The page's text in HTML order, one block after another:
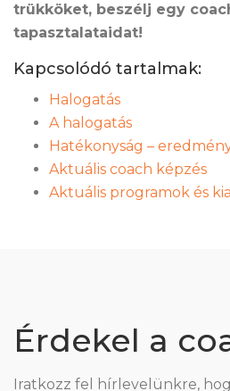
trükköket, beszélj egy
tapasztalataidat!
Kapcsolódó tartalmak:
Halogatás
A halogatás
Hatékonyság –
Aktuális coach képzés
Aktuális programok és
Érdekel a
Iratkozz fel hírlevelünkre,